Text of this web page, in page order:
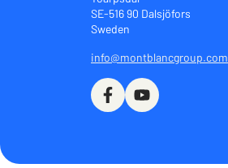
SE-516 90 Dalsjöfors
Sweden
info@montblancgroup.com